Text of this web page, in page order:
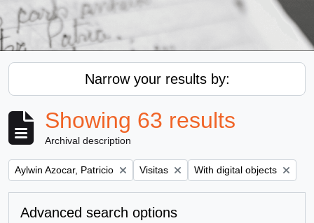
Narrow your results by:
Showing 63 results
Archival description
Remove filter:
Aylwin Azocar, Patricio Remove filter:
Visitas Remove filter:
With digital objects
Advanced search options